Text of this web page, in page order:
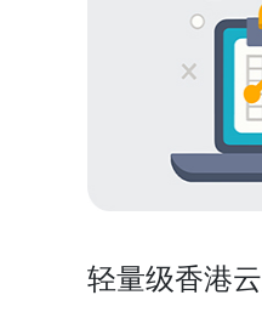
轻量级香港